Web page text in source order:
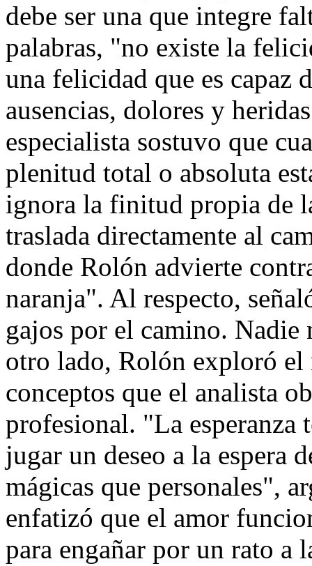
debe ser una que integre
palabras, "no existe la
una felicidad que es capaz
ausencias, dolores y
especialista sostuvo que
plenitud total o absoluta
ignora la finitud propia de
traslada directamente al
donde Rolón advierte
naranja". Al respecto,
gajos por el camino. Nadie
otro lado, Rolón exploró el
conceptos que el analista
profesional. "La esperanza
jugar un deseo a la espera
mágicas que personales",
enfatizó que el amor
para engañar por un rato a